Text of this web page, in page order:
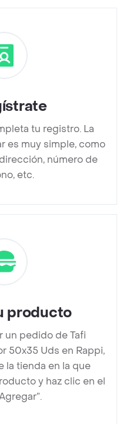
tu registro. La
es muy simple, como
número de
etc.
producto
un pedido de Tafi
50x35 Uds en Rappi,
la tienda en la que
y haz clic en el